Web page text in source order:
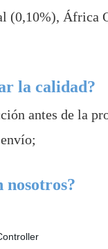
(0,10%), África
la calidad?
antes de la
nosotros?